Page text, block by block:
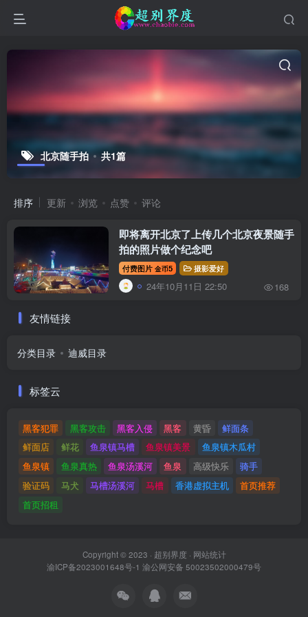
北京随手拍 共1篇
排序 更新 浏览 点赞 评论
即将离开北京了上传几个北京夜景随手
拍的照片做个纪念吧
付费图片 金币5 摄影爱好
24年10月11日 22:50 168
友情链接
分类目录 迪威目录
标签云
黑客犯罪 黑客攻击 黑客入侵 黑客 黄昏
鲜面条
鲜面店
鲜花 鱼泉镇马槽 鱼泉镇美景
鱼泉镇木瓜村
鱼泉镇
鱼泉真热 鱼泉汤溪河 鱼泉 高级快乐
骑手
验证码
马犬 马槽汤溪河 马槽 香港虚拟主机
首页推荐
首页招租
Copyright © 2023 · 超别界度· 网站统计
渝ICP备2023001648号-1 渝公网安备 50023502000479号